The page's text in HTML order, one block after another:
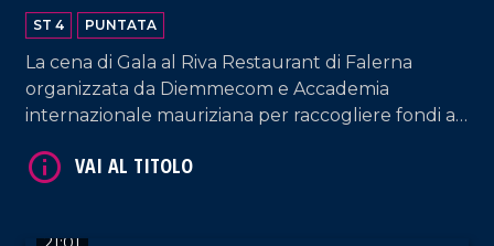
ST 4 PUNTATA
La cena di Gala al Riva Restaurant di Falerna
organizzata da Diemmecom e Accademia
internazionale mauriziana per raccogliere fondi a
dell'UMG.
VAI AL TITOLO